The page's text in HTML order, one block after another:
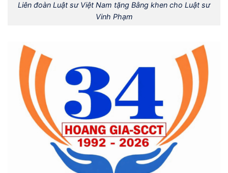
Liên đoàn Luật sư Việt Nam tặng Bằng khen cho Luật sư
Vinh Phạm